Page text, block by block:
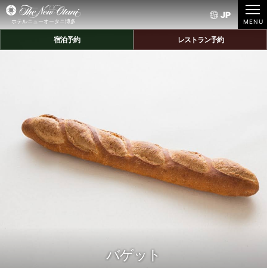
ホテルニューオータニ博多
JP
宿泊予約 レストラン予約
バゲット